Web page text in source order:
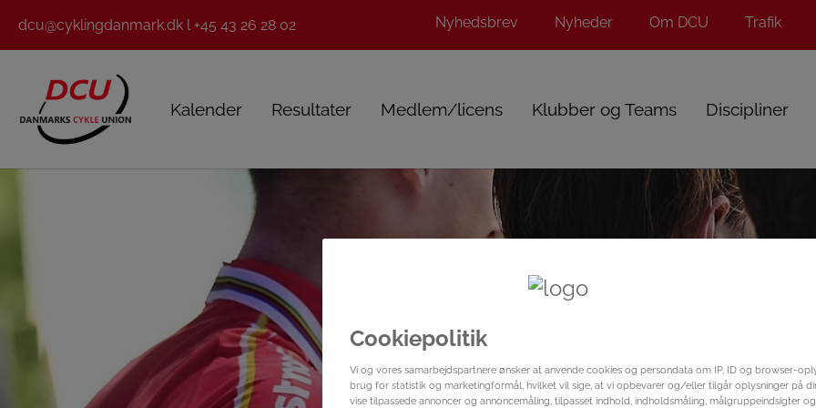
dcu@cyklingdanmark.dk l +45 43 26 28 02 Nyhedsbrev Nyheder Om DCU Trafik
Kalender Resultater Medlem/licens Klubber og Teams Discipliner
Cookiepolitik
Vi og vores samarbejdspartnere ønsker at anvende cookies og persondata om IP, ID og browser-
brug for statistik og marketingformål, hvilket vil sige, at vi opbevarer og/eller tilgår oplysninger på
vise tilpassede annoncer og annoncemåling, tilpasset indhold, indholdsmåling, målgruppeindsigter og